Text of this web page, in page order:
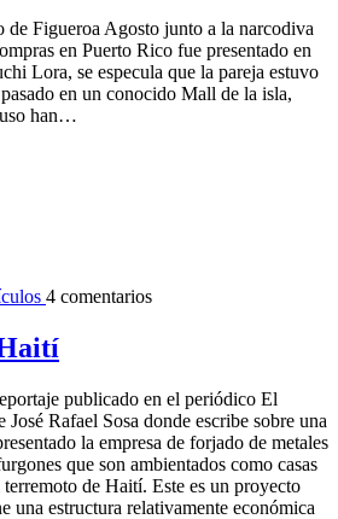
de Figueroa Agosto junto a la narcodiva
en Puerto Rico fue presentado en
Lora, se especula que la pareja estuvo
en un conocido Mall de la isla,
han…
4 comentarios
publicado en el periódico El
Rafael Sosa donde escribe sobre una
la empresa de forjado de metales
que son ambientados como casas
de Haití. Este es un proyecto
una estructura relativamente económica